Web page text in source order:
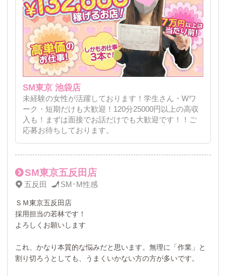
SM東京 池袋店
未経験の女性が活躍しております！学生さん・Wワ
ーク・短期だけも大歓迎！120分25000円以上の高収
入も！まずは面接でお話だけでも大歓迎です！！ご
応募お待ちしております。
SM東京五反田店
五反田 SM･M性感
ＳＭ東京五反田店
採用担当の若林です！
よろしくお願いします
これ、かなり本質的な悩みだと思います。無理に「作業」と
割り切ろうとしても、うまくいかない方の方が多いです。